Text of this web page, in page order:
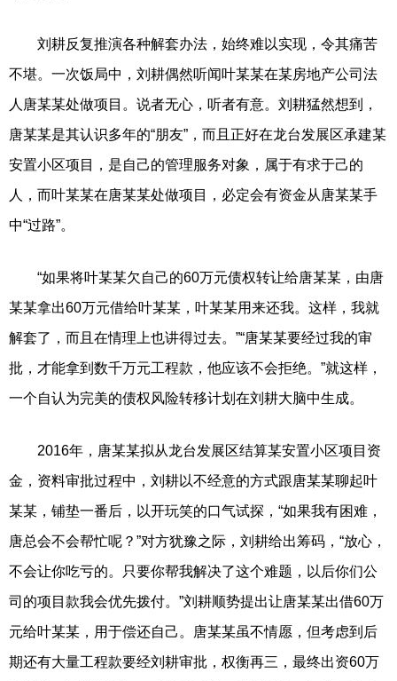
刘耕反复推演各种解套办法，始终难以实现，令其痛苦
不堪。一次饭局中，刘耕偶然听闻叶某某在某房地产公司法
人唐某某处做项目。说者无心，听者有意。刘耕猛然想到，
唐某某是其认识多年的“朋友”，而且正好在龙台发展区承建某
安置小区项目，是自己的管理服务对象，属于有求于己的
人，而叶某某在唐某某处做项目，必定会有资金从唐某某手
中“过路”。
“如果将叶某某欠自己的60万元债权转让给唐某某，由唐
某某拿出60万元借给叶某某，叶某某用来还我。这样，我就
解套了，而且在情理上也讲得过去。”“唐某某要经过我的审
批，才能拿到数千万元工程款，他应该不会拒绝。”就这样，
一个自认为完美的债权风险转移计划在刘耕大脑中生成。
2016年，唐某某拟从龙台发展区结算某安置小区项目资
金，资料审批过程中，刘耕以不经意的方式跟唐某某聊起叶
某某，铺垫一番后，以开玩笑的口气试探，“如果我有困难，
唐总会不会帮忙呢？”对方犹豫之际，刘耕给出筹码，“放心，
不会让你吃亏的。只要你帮我解决了这个难题，以后你们公
司的项目款我会优先拨付。”刘耕顺势提出让唐某某出借60万
元给叶某某，用于偿还自己。唐某某虽不情愿，但考虑到后
期还有大量工程款要经刘耕审批，权衡再三，最终出资60万